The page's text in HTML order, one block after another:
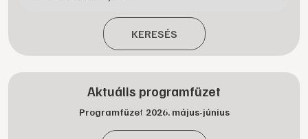
KERESÉS
Aktuális programfüzet
Programfüzet 2026. május-június